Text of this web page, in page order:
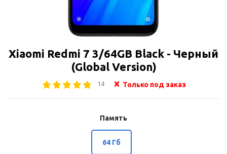
Xiaomi Redmi 7 3/64GB Black - Черный
(Global Version)
14 Только под заказ
Память
64 Гб